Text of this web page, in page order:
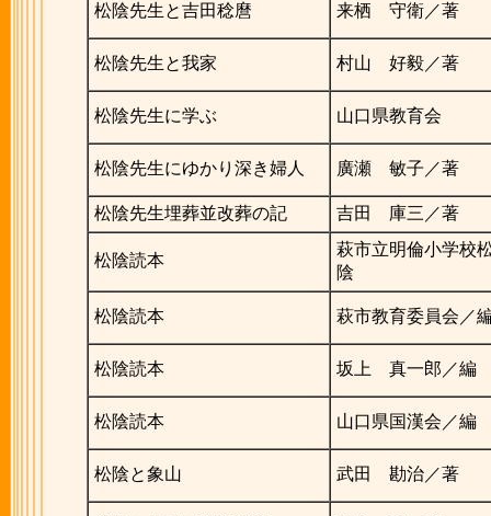
松陰先生と吉田稔麿 来栖 守衛／著
松陰先生と我家 村山 好毅／著
松陰先生に学ぶ 山口県教育会
松陰先生にゆかり深き婦人 廣瀬 敏子／著
松陰先生埋葬並改葬の記 吉田 庫三／著
松陰読本
萩市立明倫小学校
陰
松陰読本 萩市教育委員会／
松陰読本 坂上 真一郎／編
松陰読本 山口県国漢会／編
松陰と象山 武田 勘治／著